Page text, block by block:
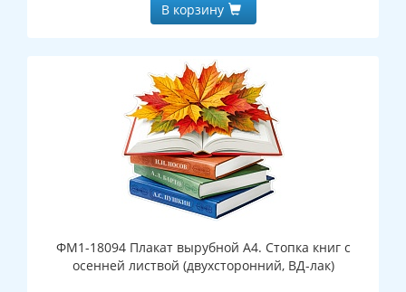
В корзину
ФМ1-18094 Плакат вырубной А4. Стопка книг с
осенней листвой (двухсторонний, ВД-лак)